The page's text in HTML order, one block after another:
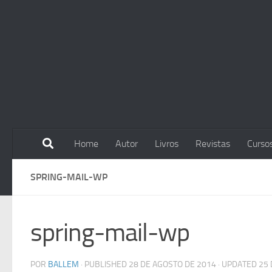
Home Autor Livros Revistas
SPRING-MAIL-WP
spring-mail-wp
POR BALLEM · PUBLISHED 28 DE AGOSTO DE 2014 · UPDATED 25